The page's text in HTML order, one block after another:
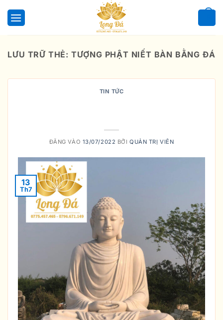
qua
LƯU TRỮ THẺ: TƯỢNG PHẬT NIẾT BÀN BẰNG ĐÁ
TIN TỨC
ĐĂNG VÀO 13/07/2022 BỞIQUẢN TRỊ VIÊN
13
Th7